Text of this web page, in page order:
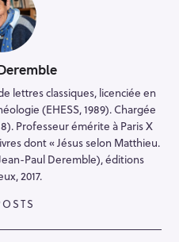
lettres classiques, licenciée en
(EHESS, 1989). Chargée
Professeur émérite à Paris X
dont « Jésus selon Matthieu.
Paul Deremble), éditions
2017.